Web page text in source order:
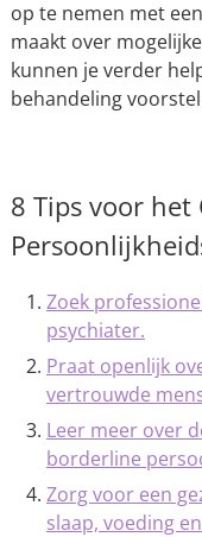
op te nemen met
maakt over
kunnen je verder
behandeling
8 Tips voor
Zoek
psychiater.
Praat openlijk
vertrouwde
Leer meer over
borderline
Zorg voor een
slaap, voeding